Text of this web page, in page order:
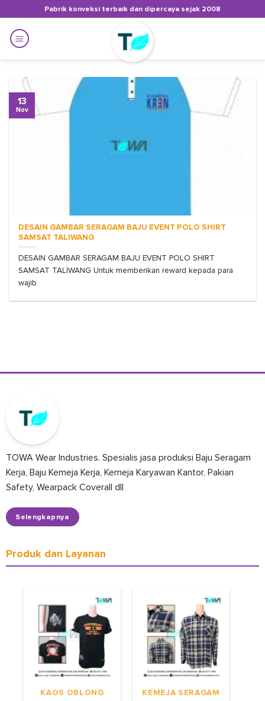
to
content
Pabrik konveksi terbaik dan dipercaya sejak 2008
DESAIN GAMBAR SERAGAM BAJU EVENT POLO SHIRT
SAMSAT TALIWANG
DESAIN GAMBAR SERAGAM BAJU EVENT POLO SHIRT
SAMSAT TALIWANG Untuk memberikan reward kepada para
wajib
13
Nov
TOWA Wear Industries. Spesialis jasa produksi Baju Seragam
Kerja, Baju Kemeja Kerja, Kemeja Karyawan Kantor, Pakian
Safety, Wearpack Coverall dll
Selengkapnya
Produk dan Layanan
KAOS OBLONG KEMEJA SERAGAM